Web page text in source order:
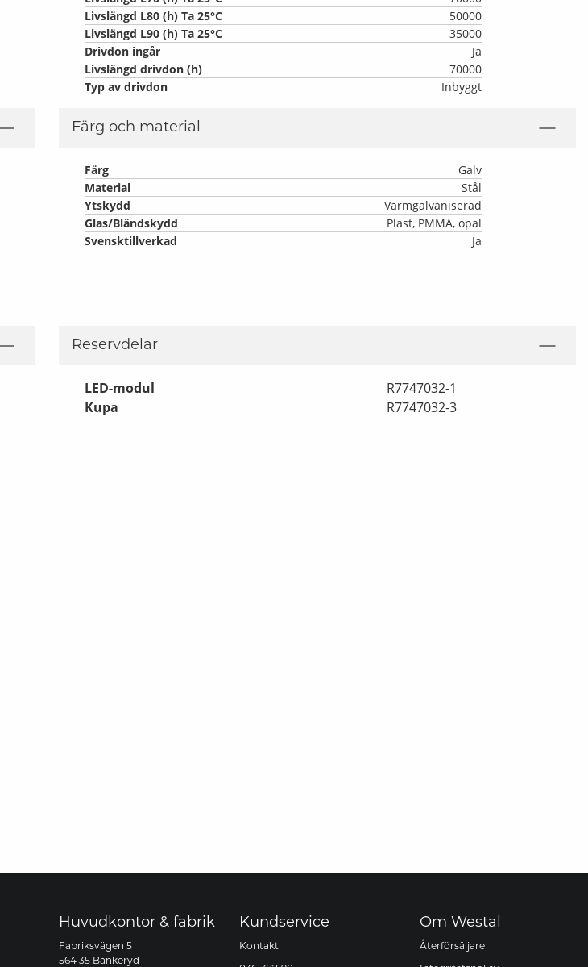
Livslängd L80 (h) Ta 25°C
50000
Livslängd L90 (h) Ta 25°C
35000
Drivdon ingår
Ja
Livslängd drivdon (h)
70000
Typ av drivdon
Inbyggt
Färg och material
Färg
Galv
Material
Stål
Ytskydd
Varmgalvaniserad
Glas/Bländskydd
Plast, PMMA, opal
Svensktillverkad
Ja
Reservdelar
LED-modul R7747032-1
Kupa R7747032-3
Huvudkontor & fabrik
Fabriksvägen 5
564 35 Bankeryd
Kundservice
Kontakt
Om Westal
Återförsäljare